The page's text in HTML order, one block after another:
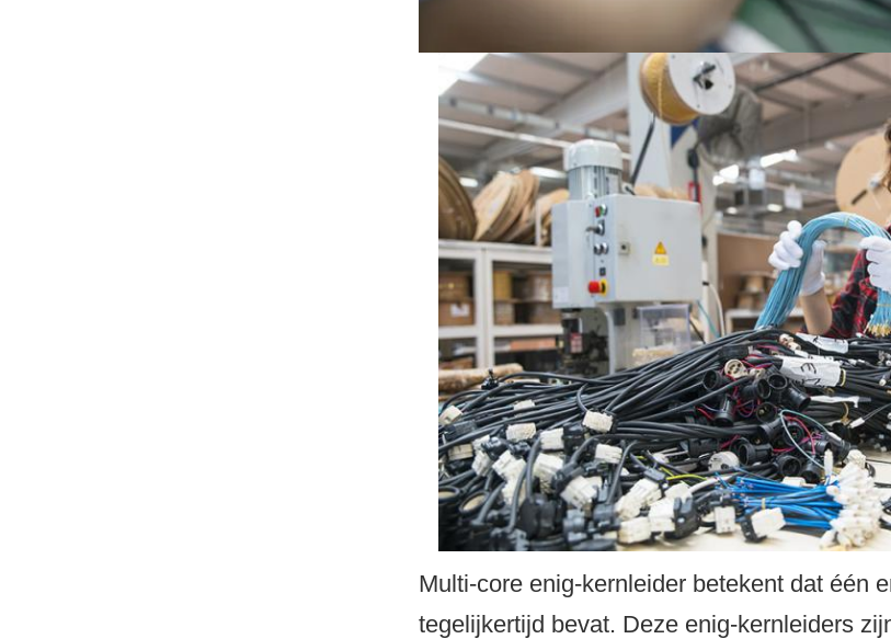
Multi-core enig-kernleider betekent dat één
tegelijkertijd bevat. Deze enig-kernleiders